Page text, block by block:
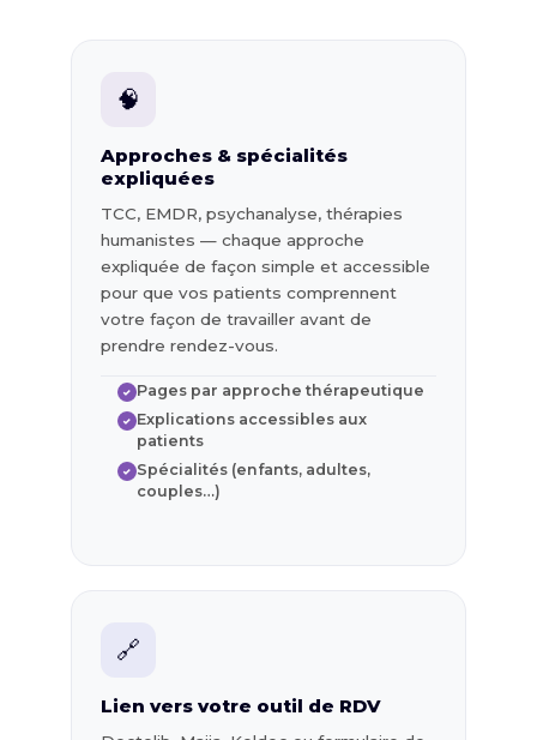
🧠
Approches & spécialités
expliquées
TCC, EMDR, psychanalyse, thérapies
humanistes — chaque approche
expliquée de façon simple et accessible
pour que vos patients comprennent
votre façon de travailler avant de
prendre rendez-vous.
✓ Pages par approche thérapeutique
✓ Explications accessibles aux
patients
✓ Spécialités (enfants, adultes,
couples…)
🔗
Lien vers votre outil de RDV